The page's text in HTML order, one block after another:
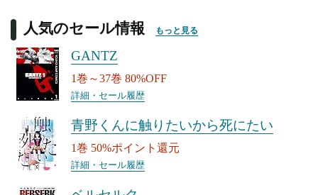
人気のセール情報 もっと見る
GANTZ
1巻～37巻 80%OFF
詳細・セール履歴
青野くんに触りたいから死にたい
1巻 50%ポイント還元
詳細・セール履歴